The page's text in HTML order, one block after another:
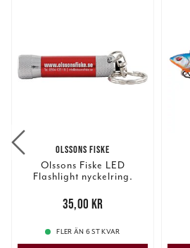
OLSSONS FISKE
Olssons Fiske LED
Flashlight nyckelring.
35,00 kr
35,00 kr
FLER ÄN 6 ST KVAR